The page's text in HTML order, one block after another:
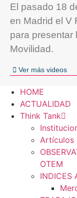
El pasado 18
en Madrid el V
para presentar
Movilidad.
Ver más videos
HOME
ACTUALIDAD
Think Tank
Artículos
OTEM
INDICES